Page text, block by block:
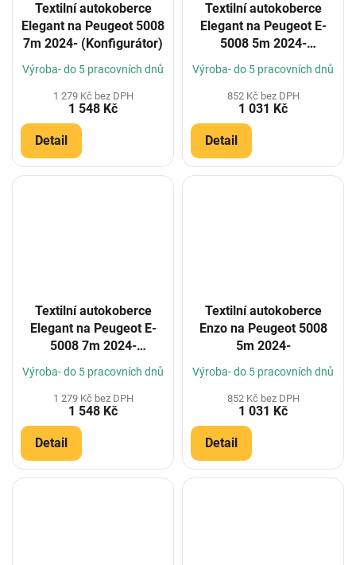
Textilní autokoberce
Elegant na Peugeot 5008
7m 2024- (Konfigurátor)
Výroba- do 5 pracovních dnů
1 279 Kč bez DPH
1 548 Kč
Detail
Textilní autokoberce
Elegant na Peugeot E-
5008 5m 2024-
(Konfigurátor)
Výroba- do 5 pracovních dnů
852 Kč bez DPH
1 031 Kč
Detail
Textilní autokoberce
Elegant na Peugeot E-
5008 7m 2024-
(Konfigurátor)
Výroba- do 5 pracovních dnů
1 279 Kč bez DPH
1 548 Kč
Detail
Textilní autokoberce
Enzo na Peugeot 5008
5m 2024-
Výroba- do 5 pracovních dnů
852 Kč bez DPH
1 031 Kč
Detail